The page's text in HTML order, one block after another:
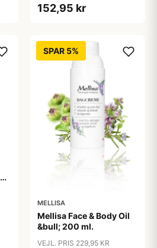
152,95 kr
SPAR 5%
MELLISA
Mellisa Face & Body Oil
&bull; 200 ml.
VEJL. PRIS 229,95 KR